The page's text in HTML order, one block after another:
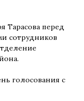
Тарасова перед
сотрудников
голосования с